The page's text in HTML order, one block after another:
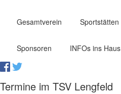
Gesamtverein Sportstätten
Sponsoren INFOs ins Haus
Termine im TSV Lengfeld